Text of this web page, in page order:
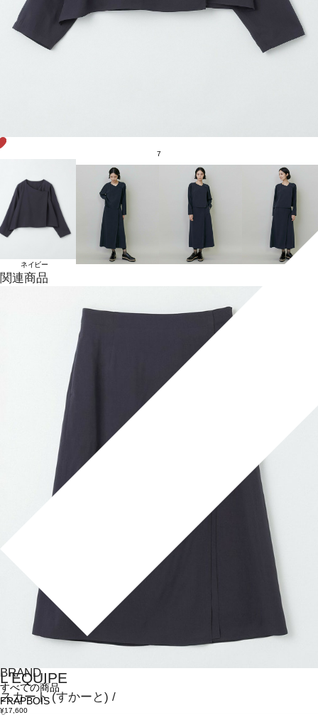
BRAND
すべての商品
FRAPBOIS
7
ネイビー
関連商品
L'EQUIPE
スカート(すかーと) /
¥17,600